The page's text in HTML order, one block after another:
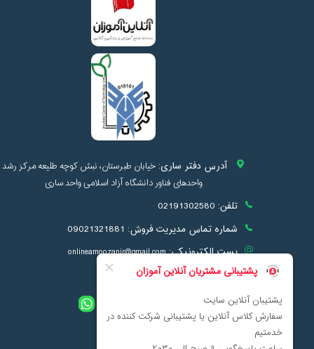
آدرس دفتر ساری: خیابان طبرستان، نبش کوچه طلیعه مرکز رشد
واحدهای فناور دانشگاه آزاد اسلامی واحد ساری
تلفن: 02191302580
شماره تماس مدیریت فروش: 09021321881
پست الکترونیکی:onlineamoozanir@gmail.com
info@onlineamoozan.ir